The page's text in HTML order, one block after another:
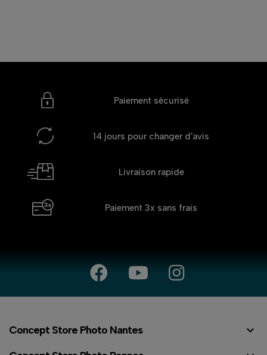
Paiement sécurisé
14 jours pour changer d'avis
Livraison rapide
Paiement 3x sans frais
Concept Store Photo Nantes 